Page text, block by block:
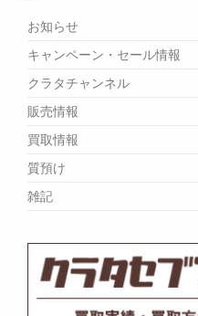
お知らせ
キャンペーン・セール情報
クラタチャンネル
販売情報
買取情報
質預け
雑記